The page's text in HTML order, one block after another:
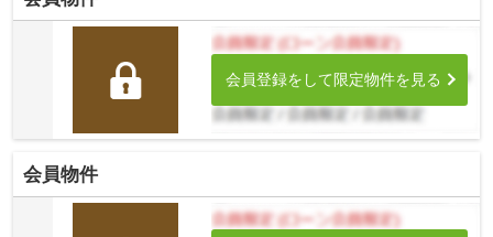
会員登録をして限定物件を見る
会員物件